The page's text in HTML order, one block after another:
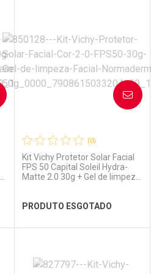
Dermaclub
Ativar Desconto
Por Menos
(0)
Kit Vichy Protetor Solar Facial
FPS 50 Capital Soleil Hydra-
Matte 2.0 30g + Gel de limpeza
PRODUTO ESGOTADO
AVISE-ME